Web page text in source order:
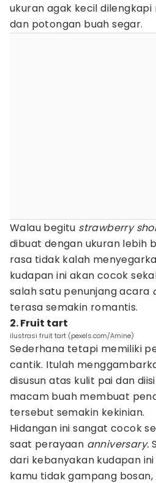
ukuran agak kecil
dan potongan buah segar.
Walau begitu strawberry
dibuat dengan ukuran lebih
rasa tidak kalah
kudapan ini akan cocok
salah satu penunjang acara
terasa semakin romantis.
2. Fruit tart
ilustrasi fruit tart (pexels.com/Amine)
Sederhana tetapi memiliki
cantik. Itulah
disusun atas kulit pai dan
macam buah membuat
tersebut semakin kekinian.
Hidangan ini sangat cocok
saat perayaan anniversary.
dari kebanyakan kudapan
kamu tidak gampang